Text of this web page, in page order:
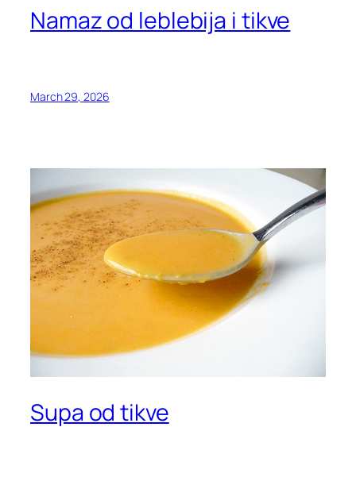
Namaz od leblebija i tikve
March 29, 2026
Supa od tikve